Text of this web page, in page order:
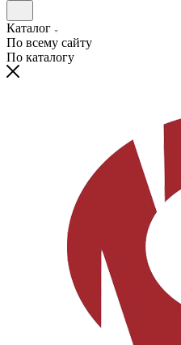
Каталог
По всему сайту
По каталогу